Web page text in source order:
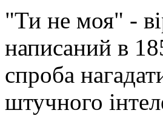
"Ти не моя" -
написаний в
спроба
штучного